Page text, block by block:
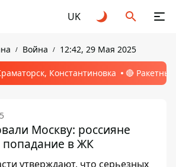
UK
Война 12:42, 29 Мая 2025
Константиновка 🔴
Москву: россияне
попадание в ЖК
утверждают, что серьезных